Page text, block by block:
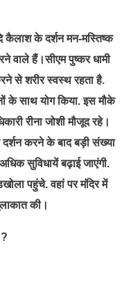
कैलाश के दर्शन मन-मस्तिष्क
वाले हैं।सीएम पुष्कर धामी
से शरीर स्वस्थ रहता है.
के साथ योग किया. इस मौके
रीना जोशी मौजूद रहे।
करने के बाद बड़ी संख्या
सुविधायें बढ़ाई जाएंगी.
पहुंचे. वहां पर मंदिर में
की।